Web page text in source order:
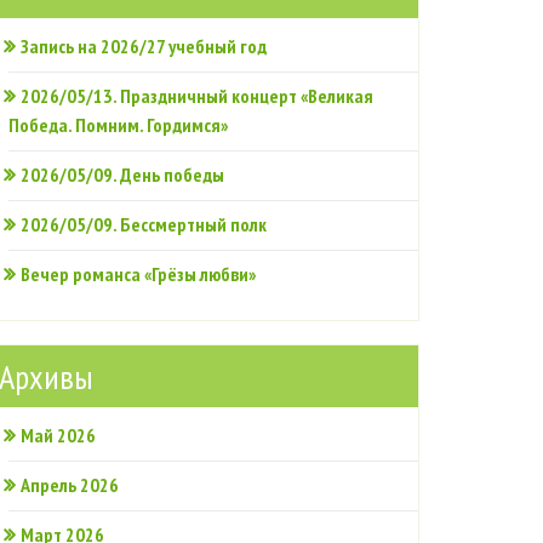
Запись на 2026/27 учебный год
2026/05/13. Праздничный концерт «Великая
Победа. Помним. Гордимся»
2026/05/09. День победы
2026/05/09. Бессмертный полк
Вечер романса «Грёзы любви»
Архивы
Май 2026
Апрель 2026
Март 2026